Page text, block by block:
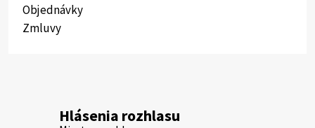
Objednávky
Zmluvy
Hlásenia rozhlasu